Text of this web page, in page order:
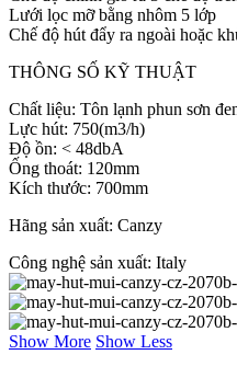
Lưới lọc mỡ bằng nhôm 5 lớp
Chế độ hút đẩy ra ngoài hoặc
THÔNG SỐ KỸ THUẬT
Chất liệu: Tôn lạnh phun sơn
Lực hút: 750(m3/h)
Độ ồn: < 48dbA
Ống thoát: 120mm
Kích thước: 700mm
Hãng sản xuất: Canzy
Công nghệ sản xuất: Italy
Show More Show Less